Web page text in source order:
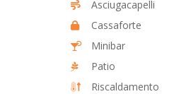
Asciugacapelli
Cassaforte
Minibar
Patio
Riscaldamento